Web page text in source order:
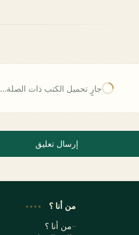
جارٍ تحميل الكتب ذات الصلة…
إرسال تعليق
من أنا ؟
من أنا ؟